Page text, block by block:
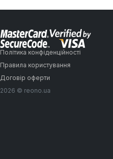
Політика конфіденційності
Правила користування
Договір оферти
2026 © reono.ua